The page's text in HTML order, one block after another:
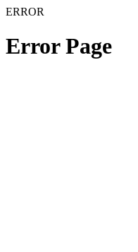
ERROR
Error Page